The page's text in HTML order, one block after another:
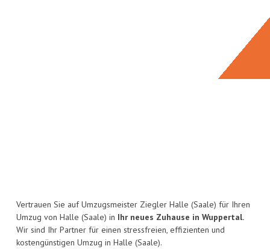
Vertrauen Sie auf Umzugsmeister Ziegler Halle (Saale) für Ihren
Umzug von Halle (Saale) in Ihr neues Zuhause in Wuppertal.
Wir sind Ihr Partner für einen stressfreien, effizienten und
kostengünstigen Umzug in Halle (Saale).